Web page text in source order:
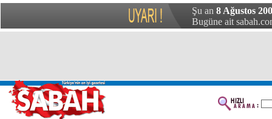
Şu an 8 Ağustos
Bugüne ait